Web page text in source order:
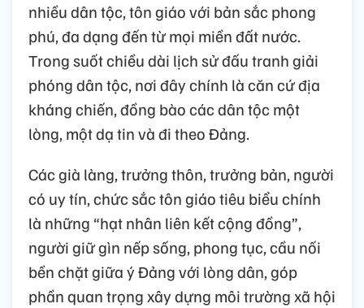
nhiều dân tộc, tôn giáo với bản sắc phong
phú, đa dạng đến từ mọi miền đất nước.
Trong suốt chiều dài lịch sử đấu tranh giải
phóng dân tộc, nơi đây chính là căn cứ địa
kháng chiến, đồng bào các dân tộc một
lòng, một dạ tin và đi theo Đảng.
Các già làng, trưởng thôn, trưởng bản, người
có uy tín, chức sắc tôn giáo tiêu biểu chính
là những “hạt nhân liên kết cộng đồng”,
người giữ gìn nếp sống, phong tục, cầu nối
bền chặt giữa ý Đảng với lòng dân, góp
phần quan trọng xây dựng môi trường xã hội